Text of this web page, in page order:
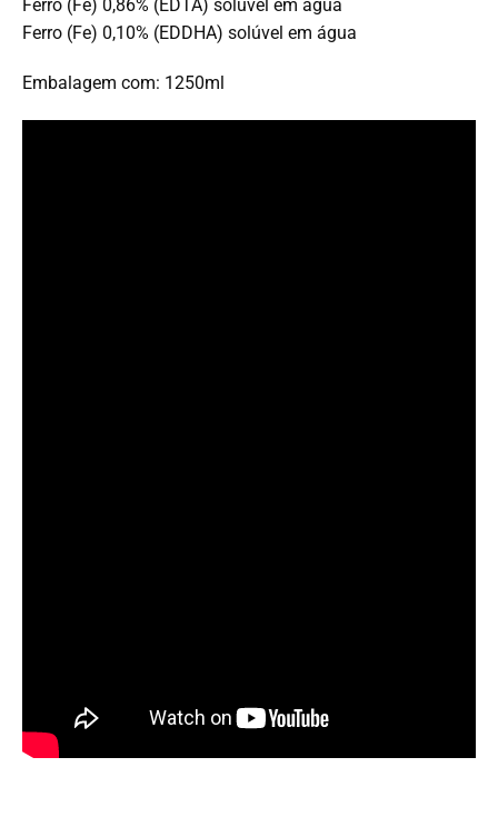
Ferro (Fe) 0,86% (EDTA) solúvel em água
Ferro (Fe) 0,10% (EDDHA) solúvel em água
Embalagem com: 1250ml